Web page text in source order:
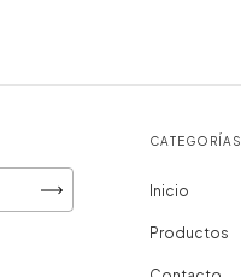
CATEGORÍAS
Inicio
Productos